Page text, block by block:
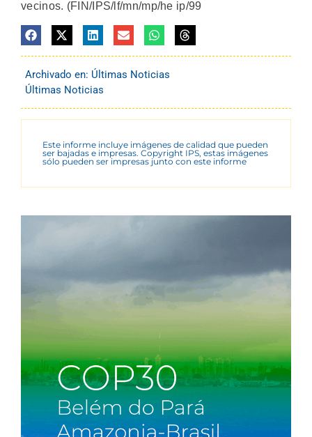
vecinos. (FIN/IPS/lf/mn/mp/he ip/99
Archivado en: Últimas Noticias
Últimas Noticias
Este informe incluye imágenes de calidad que pueden
ser bajadas e impresas. Copyright IPS, estas imágenes
sólo pueden ser impresas junto con este informe